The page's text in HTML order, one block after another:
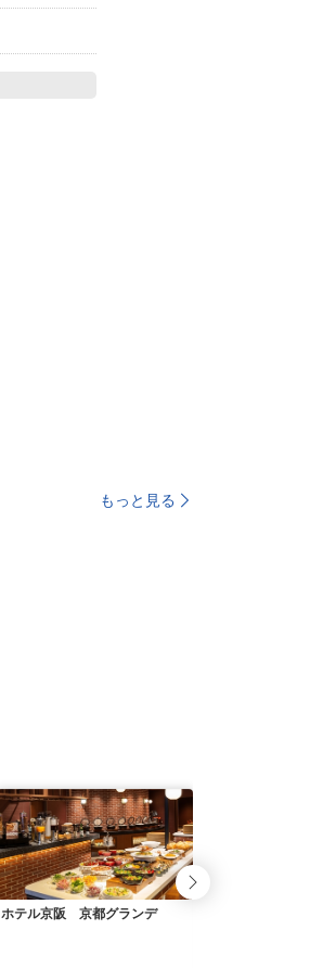
もっと見る
ホテル京阪 京都グランデ